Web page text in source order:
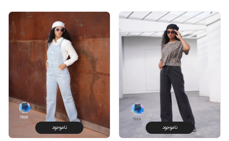
ناموجود ناموجود